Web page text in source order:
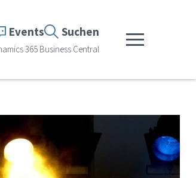
Events Suchen
365 Business Central Menü